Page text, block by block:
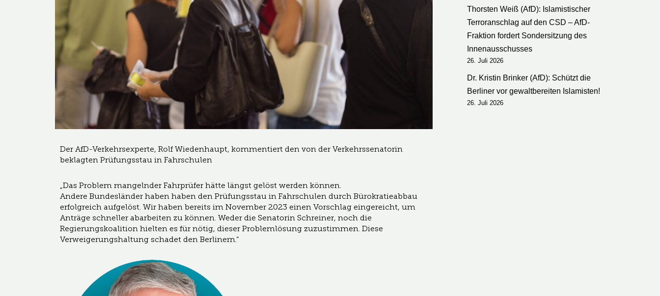
Der AfD-Verkehrsexperte, Rolf Wiedenhaupt, kommentiert den von der Verkehrssenatorin
beklagten Prüfungsstau in Fahrschulen
„Das Problem mangelnder Fahrprüfer hätte längst gelöst werden können.
Andere Bundesländer haben haben den Prüfungsstau in Fahrschulen durch Bürokratieabbau
erfolgreich aufgelöst. Wir haben bereits im November 2023 einen Vorschlag eingereicht, um
Anträge schneller abarbeiten zu können. Weder die Senatorin Schreiner, noch die
Regierungskoalition hielten es für nötig, dieser Problemlösung zuzustimmen. Diese
Verweigerungshaltung schadet den Berlinern.“
Thorsten Weiß (AfD): Islamistischer
Terroranschlag auf den CSD – AfD-
Fraktion fordert Sondersitzung des
Innenausschusses
26. Juli 2026
Dr. Kristin Brinker (AfD): Schützt die
Berliner vor gewaltbereiten Islamisten!
26. Juli 2026